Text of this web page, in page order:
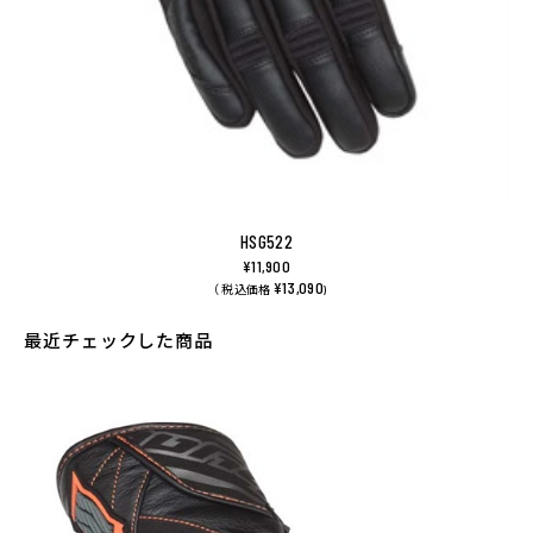
HSG522
¥11,900
（ 税込価格 ¥13,090)
最近チェックした商品